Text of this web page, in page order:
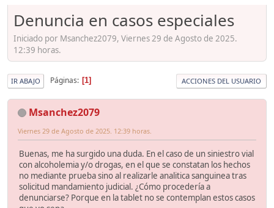
Denuncia en casos especiales
Iniciado por Msanchez2079, Viernes 29 de Agosto de 2025.
12:39 horas.
IR ABAJO Páginas 1 ACCIONES DEL USUARIO
Msanchez2079
Viernes 29 de Agosto de 2025. 12:39 horas.
Buenas, me ha surgido una duda. En el caso de un siniestro vial
con alcoholemia y/o drogas, en el que se constatan los hechos
no mediante prueba sino al realizarle analitica sanguinea tras
solicitud mandamiento judicial. ¿Cómo procedería a
denunciarse? Porque en la tablet no se contemplan estos casos